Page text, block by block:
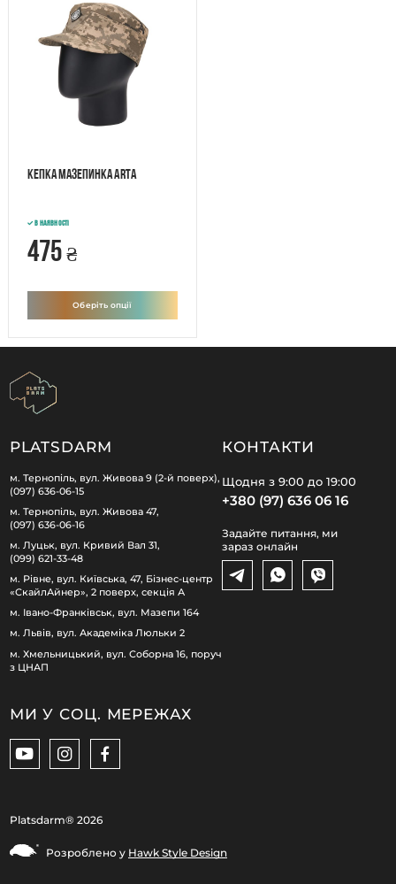
Кепка Мазепинка ARTA
В наявності
475 ₴
Оберіть опції
PLATSDARM
м. Тернопіль, вул. Живова 9 (2-й поверх),
(097) 636-06-15
м. Тернопіль, вул. Живова 47,
(097) 636-06-16
м. Луцьк, вул. Кривий Вал 31,
(099) 621-33-48
м. Рівне, вул. Київська, 47, Бізнес-центр
«СкайлАйнер», 2 поверх, секція А
м. Івано-Франківськ, вул. Мазепи 164
м. Львів, вул. Академіка Люльки 2
м. Хмельницький, вул. Соборна 16, поруч
з ЦНАП
КОНТАКТИ
Щодня з 9:00 до 19:00
+380 (97) 636 06 16
Задайте питання, ми
зараз онлайн
МИ У СОЦ. МЕРЕЖАХ
Platsdarm® 2026
Розроблено у Hawk Style Design